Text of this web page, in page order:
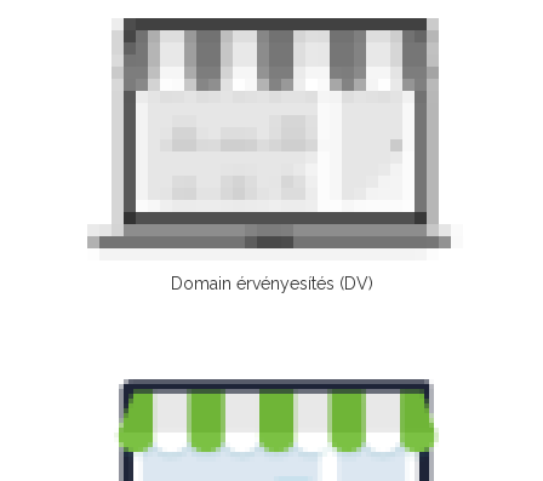
Domain érvényesítés (DV)